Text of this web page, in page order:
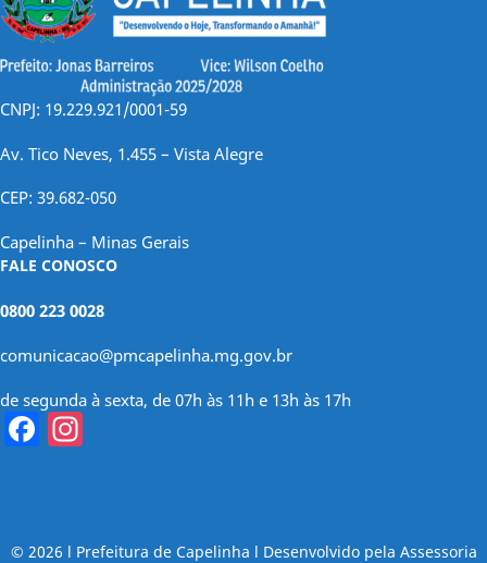
CNPJ: 19.229.921/0001-59
Av. Tico Neves, 1.455 – Vista Alegre
CEP: 39.682-050
Capelinha – Minas Gerais
FALE CONOSCO
0800 223 0028
comunicacao@pmcapelinha.mg.gov.br
de segunda à sexta, de 07h às 11h e 13h às 17h
Facebook
© 2026 l Prefeitura de Capelinha l Desenvolvido pela Assessoria